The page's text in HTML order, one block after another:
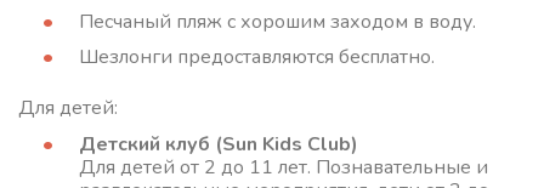
Песчаный пляж с хорошим заходом в воду.
Шезлонги предоставляются бесплатно.
Для детей:
Детский клуб (Sun Kids Club)
Для детей от 2 до 11 лет. Познавательные и